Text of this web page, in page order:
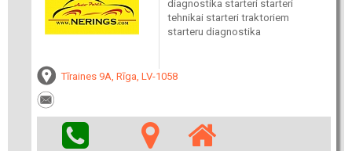
diagnostika starteri starteri
tehnikai starteri traktoriem
starteru diagnostika
Tīraines 9A, Rīga, LV-1058